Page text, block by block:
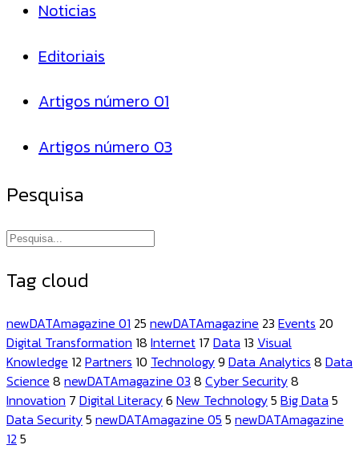
Noticias
Editoriais
Artigos número 01
Artigos número 03
Pesquisa
Tag cloud
newDATAmagazine 01 25 newDATAmagazine 23 Events 20
Digital Transformation 18 Internet 17 Data 13 Visual
Knowledge 12 Partners 10 Technology9 Data Analytics 8 Data
Science 8 newDATAmagazine 03 8 Cyber Security8
Innovation 7 Digital Literacy6 New Technology5 Big Data 5
Data Security5 newDATAmagazine 05 5 newDATAmagazine
12 5